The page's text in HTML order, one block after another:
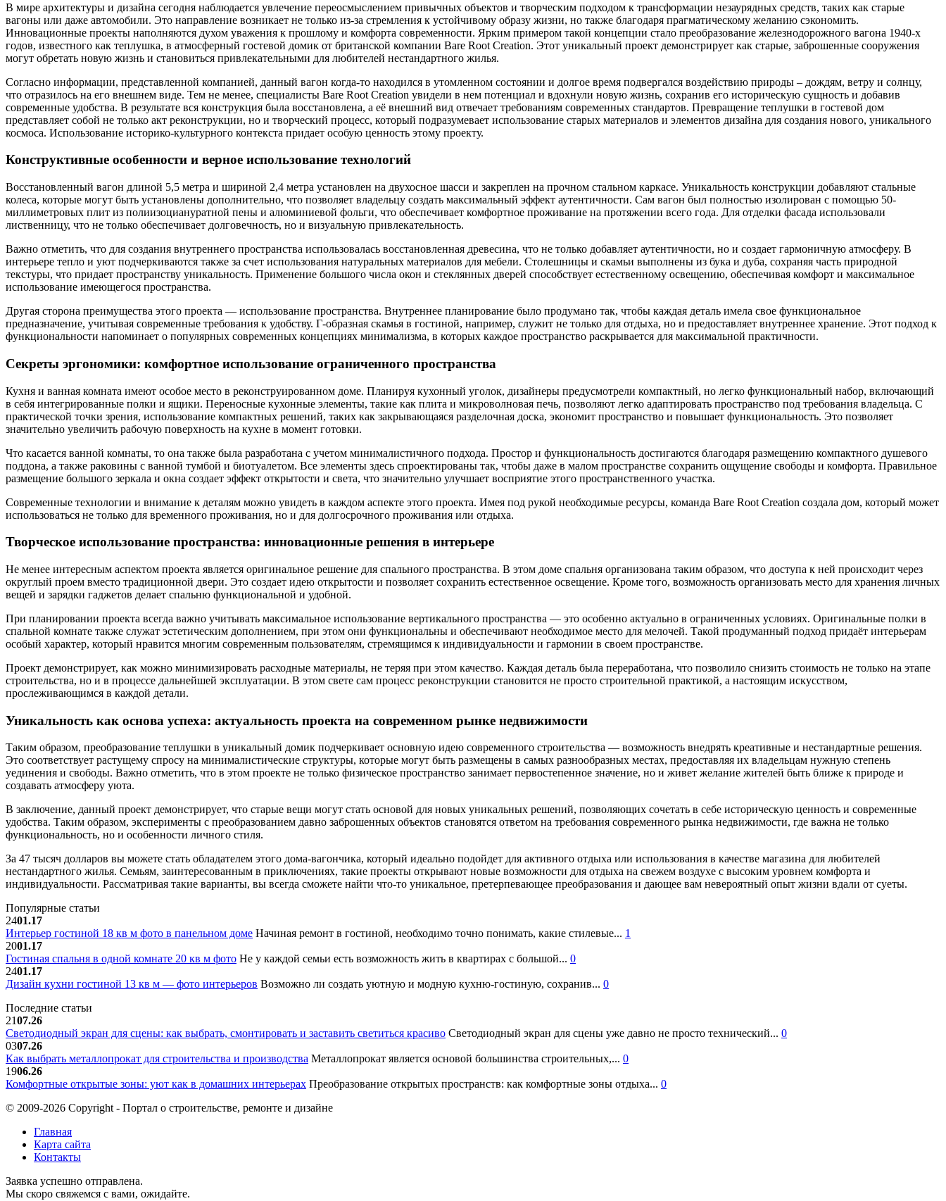
В мире архитектуры и дизайна сегодня наблюдается увлечение переосмыслением привычных объектов и творческим подходом к трансформации незаурядных средств, таких как старые
вагоны или даже автомобили. Это направление возникает не только из-за стремления к устойчивому образу жизни, но также благодаря прагматическому желанию сэкономить.
Инновационные проекты наполняются духом уважения к прошлому и комфорта современности. Ярким примером такой концепции стало преобразование железнодорожного вагона 1940-х
годов, известного как теплушка, в атмосферный гостевой домик от британской компании Bare Root Creation. Этот уникальный проект демонстрирует как старые, заброшенные сооружения
могут обретать новую жизнь и становиться привлекательными для любителей нестандартного жилья.
Согласно информации, представленной компанией, данный вагон когда-то находился в утомленном состоянии и долгое время подвергался воздействию природы – дождям, ветру и солнцу,
что отразилось на его внешнем виде. Тем не менее, специалисты Bare Root Creation увидели в нем потенциал и вдохнули новую жизнь, сохранив его историческую сущность и добавив
современные удобства. В результате вся конструкция была восстановлена, а её внешний вид отвечает требованиям современных стандартов. Превращение теплушки в гостевой дом
представляет собой не только акт реконструкции, но и творческий процесс, который подразумевает использование старых материалов и элементов дизайна для создания нового, уникального
космоса. Использование историко-культурного контекста придает особую ценность этому проекту.
Конструктивные особенности и верное использование технологий
Восстановленный вагон длиной 5,5 метра и шириной 2,4 метра установлен на двухосное шасси и закреплен на прочном стальном каркасе. Уникальность конструкции добавляют стальные
колеса, которые могут быть установлены дополнительно, что позволяет владельцу создать максимальный эффект аутентичности. Сам вагон был полностью изолирован с помощью 50-
миллиметровых плит из полиизоциануратной пены и алюминиевой фольги, что обеспечивает комфортное проживание на протяжении всего года. Для отделки фасада использовали
лиственницу, что не только обеспечивает долговечность, но и визуальную привлекательность.
Важно отметить, что для создания внутреннего пространства использовалась восстановленная древесина, что не только добавляет аутентичности, но и создает гармоничную атмосферу. В
интерьере тепло и уют подчеркиваются также за счет использования натуральных материалов для мебели. Столешницы и скамьи выполнены из бука и дуба, сохраняя часть природной
текстуры, что придает пространству уникальность. Применение большого числа окон и стеклянных дверей способствует естественному освещению, обеспечивая комфорт и максимальное
использование имеющегося пространства.
Другая сторона преимущества этого проекта — использование пространства. Внутреннее планирование было продумано так, чтобы каждая деталь имела свое функциональное
предназначение, учитывая современные требования к удобству. Г-образная скамья в гостиной, например, служит не только для отдыха, но и предоставляет внутреннее хранение. Этот подход к
функциональности напоминает о популярных современных концепциях минимализма, в которых каждое пространство раскрывается для максимальной практичности.
Секреты эргономики: комфортное использование ограниченного пространства
Кухня и ванная комната имеют особое место в реконструированном доме. Планируя кухонный уголок, дизайнеры предусмотрели компактный, но легко функциональный набор, включающий
в себя интегрированные полки и ящики. Переносные кухонные элементы, такие как плита и микроволновая печь, позволяют легко адаптировать пространство под требования владельца. С
практической точки зрения, использование компактных решений, таких как закрывающаяся разделочная доска, экономит пространство и повышает функциональность. Это позволяет
значительно увеличить рабочую поверхность на кухне в момент готовки.
Что касается ванной комнаты, то она также была разработана с учетом минималистичного подхода. Простор и функциональность достигаются благодаря размещению компактного душевого
поддона, а также раковины с ванной тумбой и биотуалетом. Все элементы здесь спроектированы так, чтобы даже в малом пространстве сохранить ощущение свободы и комфорта. Правильное
размещение большого зеркала и окна создает эффект открытости и света, что значительно улучшает восприятие этого пространственного участка.
Современные технологии и внимание к деталям можно увидеть в каждом аспектe этого проекта. Имея под рукой необходимые ресурсы, команда Bare Root Creation создала дом, который может
использоваться не только для временного проживания, но и для долгосрочного проживания или отдыха.
Творческое использование пространства: инновационные решения в интерьере
Не менее интересным аспектом проекта является оригинальное решение для спального пространства. В этом доме спальня организована таким образом, что доступа к ней происходит через
округлый проем вместо традиционной двери. Это создает идею открытости и позволяет сохранить естественное освещение. Кроме того, возможность организовать место для хранения личных
вещей и зарядки гаджетов делает спальню функциональной и удобной.
При планировании проекта всегда важно учитывать максимальное использование вертикального пространства — это особенно актуально в ограниченных условиях. Оригинальные полки в
спальной комнате также служат эстетическим дополнением, при этом они функциональны и обеспечивают необходимое место для мелочей. Такой продуманный подход придаёт интерьерам
особый характер, который нравится многим современным пользователям, стремящимся к индивидуальности и гармонии в своем пространстве.
Проект демонстрирует, как можно минимизировать расходные материалы, не теряя при этом качество. Каждая деталь была переработана, что позволило снизить стоимость не только на этапе
строительства, но и в процессе дальнейшей эксплуатации. В этом свете сам процесс реконструкции становится не просто строительной практикой, а настоящим искусством,
прослеживающимся в каждой детали.
Уникальность как основа успеха: актуальность проекта на современном рынке недвижимости
Таким образом, преобразование теплушки в уникальный домик подчеркивает основную идею современного строительства — возможность внедрять креативные и нестандартные решения.
Это соответствует растущему спросу на минималистические структуры, которые могут быть размещены в самых разнообразных местах, предоставляя их владельцам нужную степень
уединения и свободы. Важно отметить, что в этом проекте не только физическое пространство занимает первостепенное значение, но и живет желание жителей быть ближе к природе и
создавать атмосферу уюта.
В заключение, данный проект демонстрирует, что старые вещи могут стать основой для новых уникальных решений, позволяющих сочетать в себе историческую ценность и современные
удобства. Таким образом, эксперименты с преобразованием давно заброшенных объектов становятся ответом на требования современного рынка недвижимости, где важна не только
функциональность, но и особенности личного стиля.
За 47 тысяч долларов вы можете стать обладателем этого дома-вагончика, который идеально подойдет для активного отдыха или использования в качестве магазина для любителей
нестандартного жилья. Семьям, заинтересованным в приключениях, такие проекты открывают новые возможности для отдыха на свежем воздухе с высоким уровнем комфорта и
индивидуальности. Рассматривая такие варианты, вы всегда сможете найти что-то уникальное, претерпевающее преобразования и дающее вам невероятный опыт жизни вдали от суеты.
Популярные статьи
2401.17
Интерьер гостиной 18 кв м фото в панельном доме Начиная ремонт в гостиной, необходимо точно понимать, какие стилевые... 1
2001.17
Гостиная спальня в одной комнате 20 кв м фото Не у каждой семьи есть возможность жить в квартирах с большой... 0
2401.17
Дизайн кухни гостиной 13 кв м — фото интерьеров Возможно ли создать уютную и модную кухню-гостиную, сохранив... 0
Последние статьи
2107.26
Светодиодный экран для сцены: как выбрать, смонтировать и заставить светиться красиво Светодиодный экран для сцены уже давно не просто технический... 0
0307.26
Как выбрать металлопрокат для строительства и производства Металлопрокат является основой большинства строительных,... 0
1906.26
Комфортные открытые зоны: уют как в домашних интерьерах Преобразование открытых пространств: как комфортные зоны отдыха... 0
© 2009-2026 Copyright - Портал о строительстве, ремонте и дизайне
Главная
Карта сайта
Контакты
Заявка успешно отправлена.
Мы скоро свяжемся с вами, ожидайте.